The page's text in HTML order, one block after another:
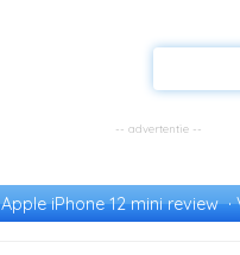
Apple iPhone 12 mini review